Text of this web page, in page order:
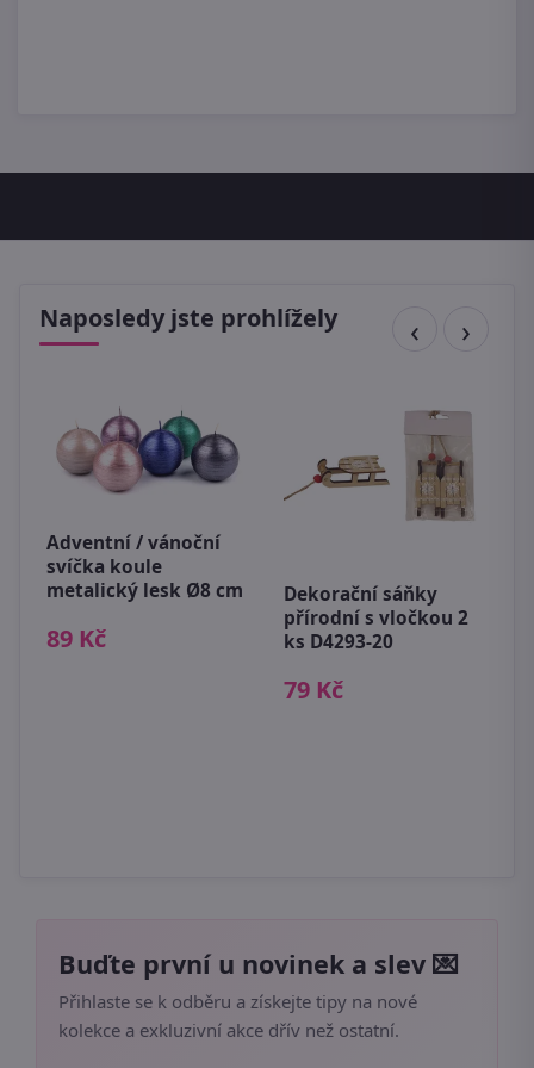
Naposledy jste prohlížely
Adventní / vánoční
svíčka koule
metalický lesk Ø8 cm
89 Kč
Dekorační sáňky
přírodní s vločkou 2
ks D4293-20
79 Kč
Buďte první u novinek a slev 💌
Přihlaste se k odběru a získejte tipy na nové
kolekce a exkluzivní akce dřív než ostatní.